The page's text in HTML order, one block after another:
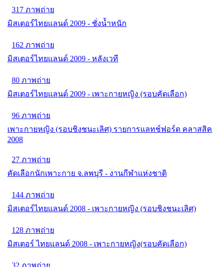
317 ภาพถ่าย
มิสเตอร์ไทยแลนด์ 2009 - ชั่งน้ำหนัก
162 ภาพถ่าย
มิสเตอร์ไทยแลนด์ 2009 - หลังเวที
80 ภาพถ่าย
มิสเตอร์ไทยแลนด์ 2009 - เพาะกายหญิง (รอบคัดเลือก)
96 ภาพถ่าย
เพาะกายหญิง (รอบชิงชนะเลิศ) รายการแลทช์ฟอร์ด คลาสสิค
2008
27 ภาพถ่าย
คัดเลือกนักเพาะกาย จ.ลพบุรี - งานกีฬาแห่งชาติ
144 ภาพถ่าย
มิสเตอร์ไทยแลนด์ 2008 - เพาะกายหญิง (รอบชิงชนะเลิศ)
128 ภาพถ่าย
มิสเตอร์ ไทยแลนด์ 2008 - เพาะกายหญิง(รอบคัดเลือก)
32 ภาพถ่าย